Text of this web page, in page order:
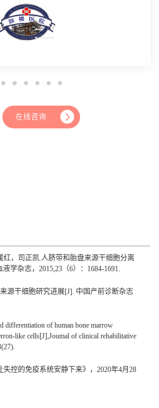
在线咨询
红，司正凯.人脐带和胎盘来源干细胞分离
学杂志，2015,23（6）：1684-1691.
源干细胞研究进展[J]. 中国产前诊断杂志
differentiation of human bone marrow
like cells[J],Joumal of clinical rehabilitative
控的免疫系统安静下来》，2020年4月28